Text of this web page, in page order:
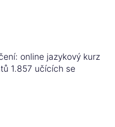
online jazykový kurz
1.857 učících se